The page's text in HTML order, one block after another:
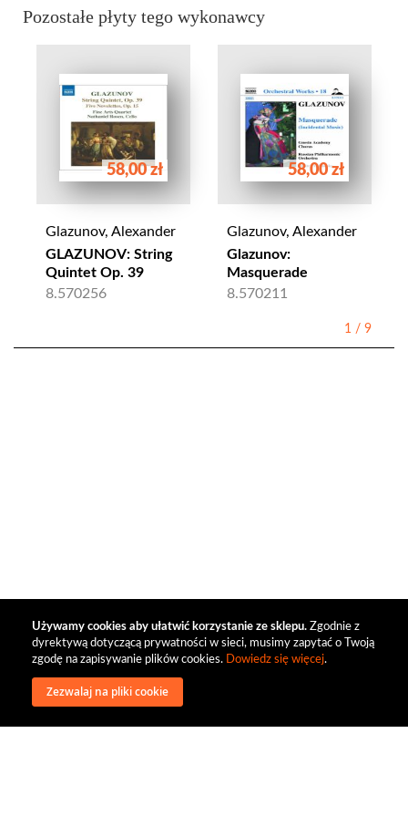
Używamy cookies aby ułatwić korzystanie ze sklepu. Zgodnie z
dyrektywą dotyczącą prywatności w sieci, musimy zapytać o Twoją
zgodę na zapisywanie plików cookies. Dowiedz się więcej.
Zezwalaj na pliki cookie
Pozostałe płyty tego wykonawcy
58,00 zł
Glazunov, Alexander
GLAZUNOV: String
Quintet Op. 39
8.570256
58,00 zł
Glazunov, Alexander
Glazunov:
Masquerade
8.570211
1 / 9